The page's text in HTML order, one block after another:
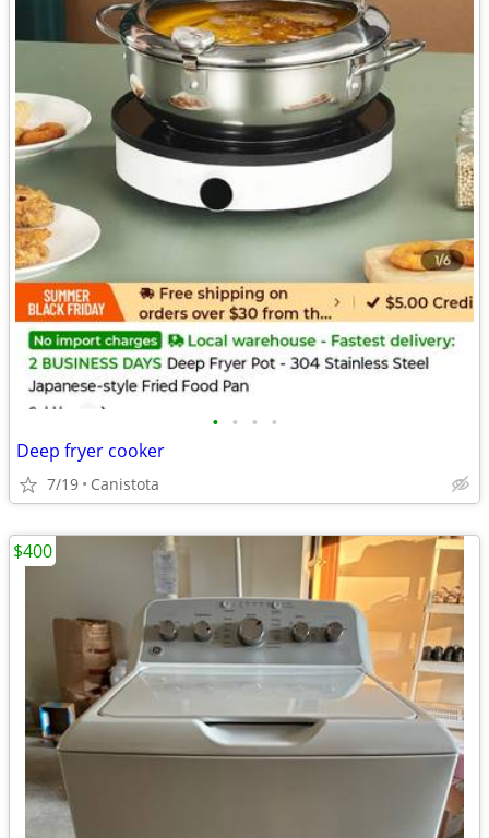
• • • •
Deep fryer cooker
7/19 Canistota
$400